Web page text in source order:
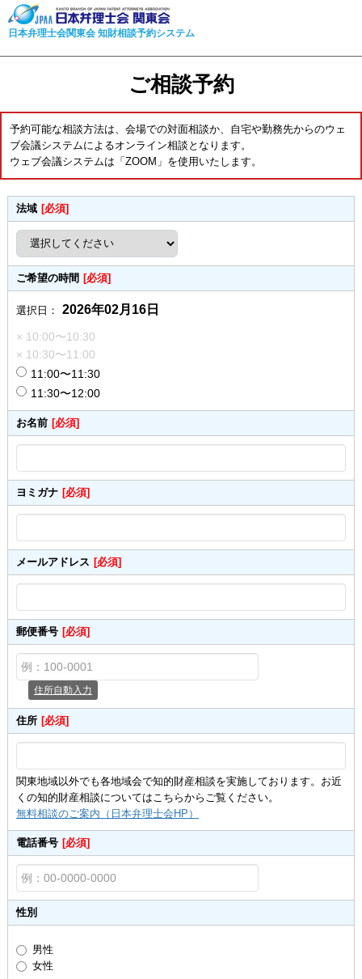
日本弁理士会関東会 知財相談予約システム
ご相談予約
予約可能な相談方法は、会場での対面相談か、自宅や勤務先からのウェ
ブ会議システムによるオンライン相談となります。
ウェブ会議システムは「ZOOM」を使用いたします。
法域 [必須]
ご希望の時間 [必須]
選択日： 2026年02月16日
× 10:00〜10:30
× 10:30〜11:00
11:00〜11:30
11:30〜12:00
お名前 [必須]
ヨミガナ [必須]
メールアドレス [必須]
郵便番号 [必須]
住所自動入力
住所 [必須]
関東地域以外でも各地域会で知的財産相談を実施しております。お近
くの知的財産相談についてはこちらからご覧ください。
無料相談のご案内（日本弁理士会HP）
電話番号 [必須]
性別
男性
女性